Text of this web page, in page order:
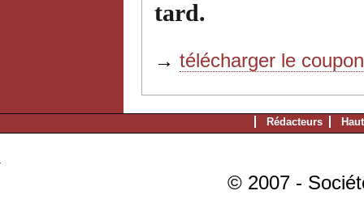
tard.
→ télécharger le
Rédacteurs
© 2007 -